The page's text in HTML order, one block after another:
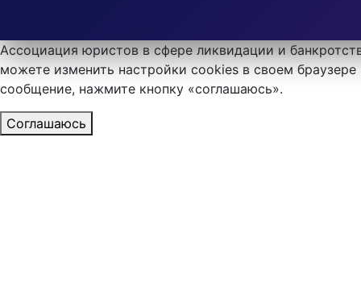
Ассоциация юристов в сфере ликвидации и
можете изменить настройки cookies в своем
сообщение, нажмите кнопку «соглашаюсь».
Соглашаюсь